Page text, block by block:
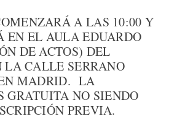
A LAS 10:00 Y
EN EL AULA EDUARDO
DE ACTOS) DEL
CALLE SERRANO
MADRID. LA
GRATUITA NO SIENDO
PREVIA.